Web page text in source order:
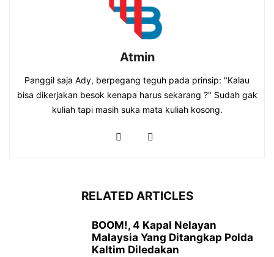
Atmin
Panggil saja Ady, berpegang teguh pada prinsip: "Kalau
bisa dikerjakan besok kenapa harus sekarang ?" Sudah gak
kuliah tapi masih suka mata kuliah kosong.
RELATED ARTICLES
BOOM!, 4 Kapal Nelayan
Malaysia Yang Ditangkap Polda
Kaltim Diledakan